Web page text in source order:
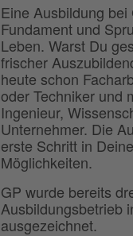
Eine Ausbildung bei
Fundament und
Leben. Warst Du
frischer
heute schon
oder Techniker und
Ingenieur,
Unternehmer. Die
erste Schritt in
Möglichkeiten.
GP wurde bereits
Ausbildungsbetrieb
ausgezeichnet.